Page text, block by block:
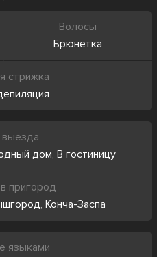
Волосы
Брюнетка
стрижка
дом, В гостиницу
пригород
, Конча-Заспа
языками